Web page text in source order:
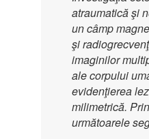
atraumatică şi
un câmp
şi
imaginilor
ale corpului
evidenţierea
milimetrică.
următoarele